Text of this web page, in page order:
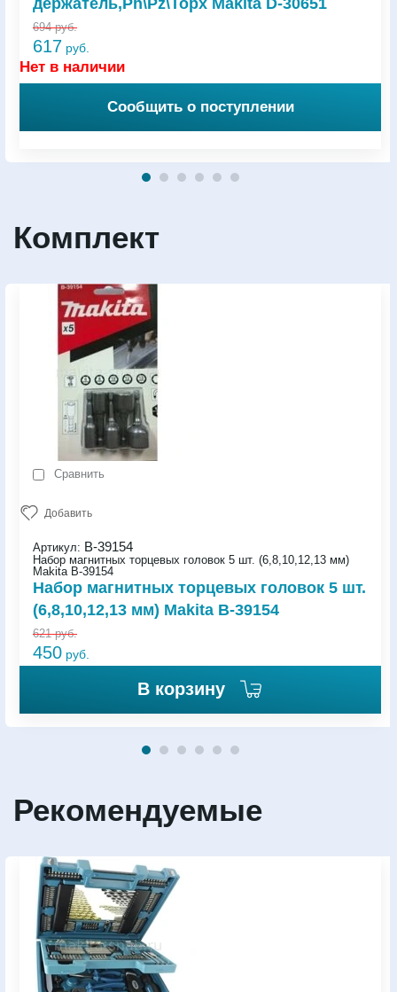
694руб.
617 руб.
Нет в наличии
Сообщить о поступлении
Комплект
Сравнить
Добавить
Артикул: B-39154
Набор магнитных торцевых головок 5 шт. (6,8,10,12,13 мм)
Makita B-39154
Набор магнитных торцевых головок 5 шт.
(6,8,10,12,13 мм) Makita B-39154
621руб.
450 руб.
В корзину
Рекомендуемые